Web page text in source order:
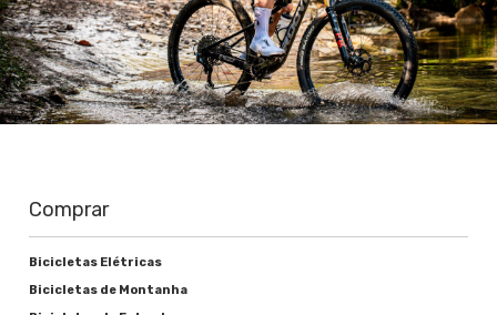
Comprar
Bicicletas Elétricas
Bicicletas de Montanha